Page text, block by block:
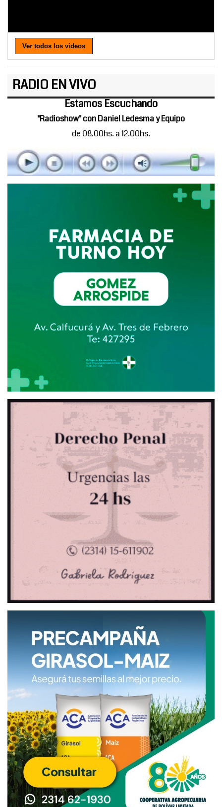
Ver todos los videos
RADIO EN VIVO
Estamos Escuchando
"Radioshow" con Daniel Ledesma y Equipo
de 08.00hs. a 12.00hs.